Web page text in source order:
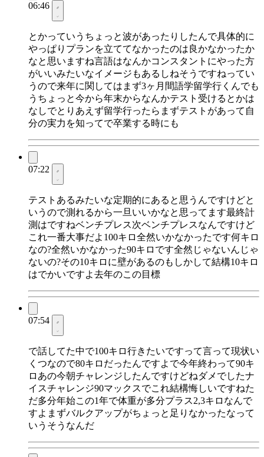
06:46
とかっていうちょっと波があったりしたんで具体的に
やっぱりプランを立ててなかったのは良かなかったか
なと思いますね言語はなんかコンスタントにやった方
がいいみたいなイメージもあるしねそうですねってい
うので来年に関してはまず3ヶ月間語学留学行くんでも
うちょっと今から年末からなんかテスト受けるとかは
なしでとりあえず留学行ったらまずテストがあって自
分の実力を知ってで卒業する時にも
07:22
テストあるみたいな定期的にあると思うんですけどと
いうので測れるから一旦いいかなと思ってます最終計
測はですねベンチプレス次ベンチプレスなんですけど
これ一番大事だよ100キロ全然いかなかったです何キロ
なの?全然いかなかった90キロです全然じゃないんじゃ
ないの?その10キロに壁があるのもしかして結構10キロ
はでかいですよ去年のこの目標
07:54
で話してた中で100キロ行きたいですって言って現状い
くつなので80キロだったんですよで今年終わって90キ
ロあの今朝チャレンジしたんですけどねダメでしたナ
イスチャレンジ90マックスでこれ結構悔しいですねた
だ多分年始この1年で体重が多分プラス2,3キロなんで
すよまずバルクアップがちょっと足りなかったなって
いうそうなんだ